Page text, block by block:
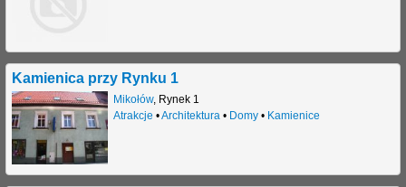
Kamienica przy Rynku 1
Mikołów, Rynek 1
Atrakcje •Architektura • Domy• Kamienice